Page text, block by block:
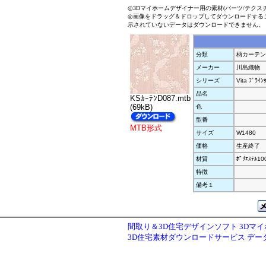
◎3Dマイホームデザイナー用の素材(パーツ/テクス
◎画像をドラッグ＆ドロップしてダウンロードす
示されていないデータはダウンロードできません。
KSｶｰﾃﾝD087.mtb
(69kB)
MTB形式
分類
柄カーテン
メーカー
川島織物
シリーズ
Vita ﾌﾞﾗｲﾝ
品名
色
型番
サイズ
W1480
価格
生産終了
材質
ﾎﾟﾘｴｽﾃﾙ
特徴
備考１
間取り＆3D住宅デザインソフト 3Dマ
3D住宅素材ダウンロードサービス デー